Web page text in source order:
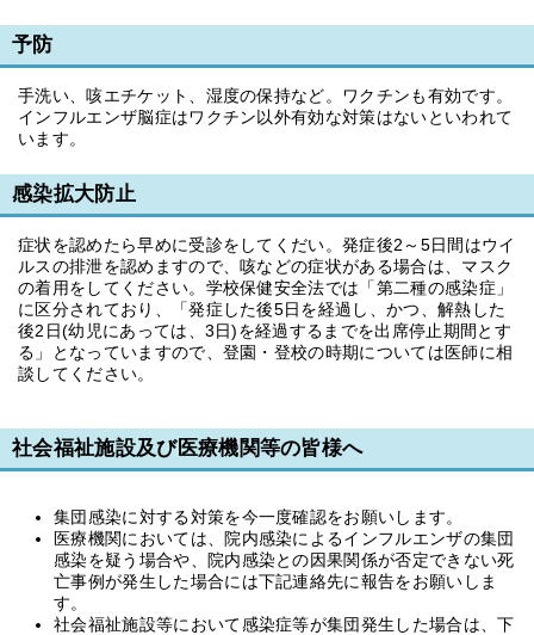
予防
手洗い、咳エチケット、湿度の保持など。ワクチンも有効です。
インフルエンザ脳症はワクチン以外有効な対策はないといわれて
います。
感染拡大防止
症状を認めたら早めに受診をしてくだい。発症後2～5日間はウイ
ルスの排泄を認めますので、咳などの症状がある場合は、マスク
の着用をしてください。学校保健安全法では「第二種の感染症」
に区分されており、「発症した後5日を経過し、かつ、解熱した
後2日(幼児にあっては、3日)を経過するまでを出席停止期間とす
る」となっていますので、登園・登校の時期については医師に相
談してください。
社会福祉施設及び医療機関等の皆様へ
集団感染に対する対策を今一度確認をお願いします。
医療機関においては、院内感染によるインフルエンザの集団
感染を疑う場合や、院内感染との因果関係が否定できない死
亡事例が発生した場合には下記連絡先に報告をお願いしま
す。
社会福祉施設等において感染症等が集団発生した場合は、下